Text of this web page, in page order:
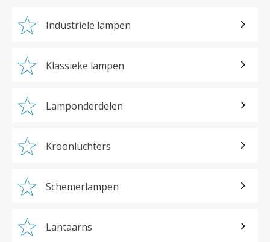
Industriële lampen
Klassieke lampen
Lamponderdelen
Kroonluchters
Schemerlampen
Lantaarns